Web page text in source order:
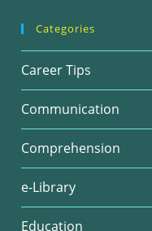
Categories
Career Tips
Communication
Comprehension
e-Library
Education